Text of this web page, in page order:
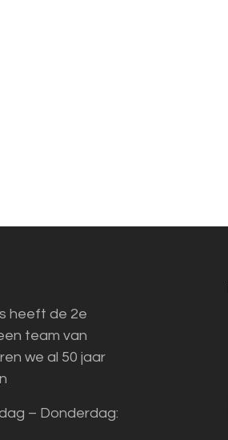
heeft de 2e
team van
we al 50 jaar
– Donderdag: